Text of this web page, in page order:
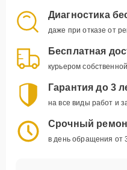
Диагностика
даже при отказе от
Бесплатная
курьером
Гарантия до 3
на все виды работ и
Срочный
в день обращения от